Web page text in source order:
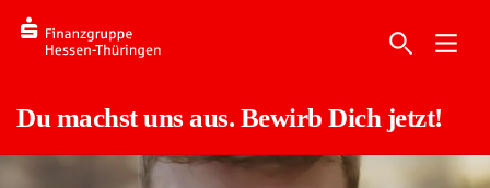
Du machst uns aus. Bewirb Dich jetzt!